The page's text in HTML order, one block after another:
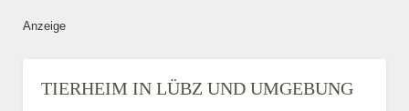
Anzeige
TIERHEIM IN LÜBZ UND UMGEBUNG